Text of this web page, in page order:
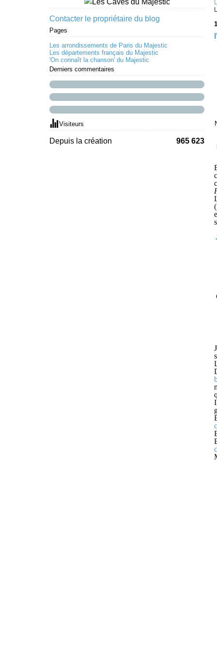
Contacter le propriétaire du blog
Pages
Les arrondissements de Paris du Majestic
Les départements français du Majestic
'On connaît la chanson' du Majestic
Derniers commentaires
Visiteurs
Depuis la création 965 623